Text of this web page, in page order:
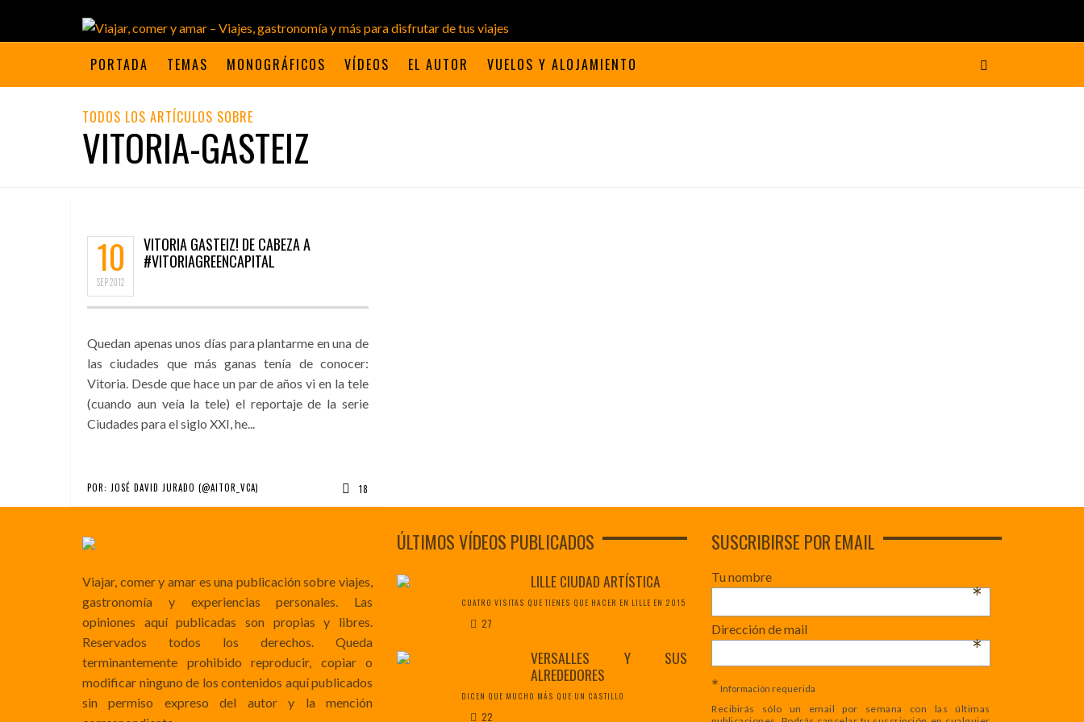
PORTADA TEMAS MONOGRÁFICOS VÍDEOS EL AUTOR VUELOS Y ALOJAMIENTO
TODOS LOS ARTÍCULOS SOBRE
VITORIA-GASTEIZ
10
SEP2012
VITORIA GASTEIZ! DE CABEZA A
#VITORIAGREENCAPITAL
Quedan apenas unos días para plantarme en una de
las ciudades que más ganas tenía de conocer:
Vitoria. Desde que hace un par de años vi en la tele
(cuando aun veía la tele) el reportaje de la serie
Ciudades para el siglo XXI, he...
POR: JOSÉ DAVID JURADO (@AITOR_VCA) 18
Viajar, comer y amar es una publicación sobre viajes,
gastronomía y experiencias personales. Las
opiniones aquí publicadas son propias y libres.
Reservados todos los derechos. Queda
terminantemente prohibido reproducir, copiar o
modificar ninguno de los contenidos aquí publicados
sin permiso expreso del autor y la mención
ÚLTIMOS VÍDEOS PUBLICADOS
LILLE CIUDAD ARTÍSTICA
CUATRO VISITAS QUE TIENES QUE HACER EN LILLE EN 2015
27
VERSALLES Y SUS
ALREDEDORES
DICEN QUE MUCHO MÁS QUE UN CASTILLO
22
SUSCRIBIRSE POR EMAIL
Tu nombre
*
Dirección de mail
*
* Información requerida
Recibirás sólo un email por semana con las últimas